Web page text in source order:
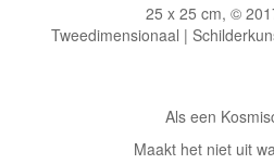
25 x 25 cm, ©
Tweedimensionaal |
Als een
Maakt het niet uit